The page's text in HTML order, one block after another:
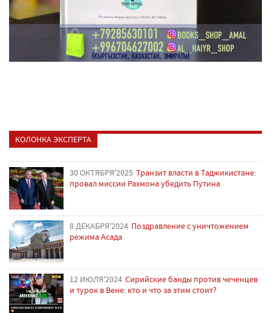
КОЛОНКА ЭКСПЕРТА
30 ОКТЯБРЯ'2025 Транзит власти в Таджикистане:
провал миссии Рахмона убедить Путина
8 ДЕКАБРЯ'2024 Поздравление с уничтожением
режима Асада
12 ИЮЛЯ'2024 Сирийские банды против чеченцев
и турок в Вене: кто и что за этим стоит?